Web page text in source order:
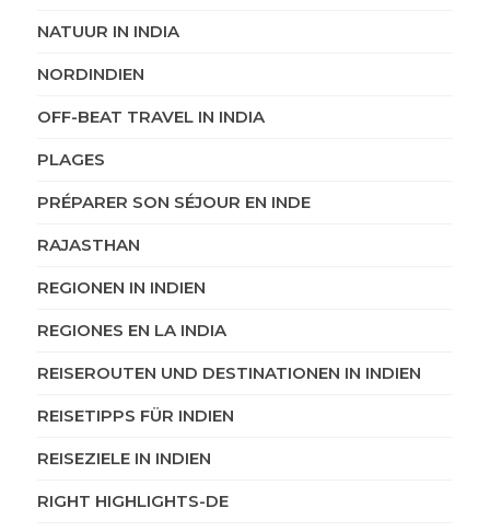
NATUUR IN INDIA
NORDINDIEN
OFF-BEAT TRAVEL IN INDIA
PLAGES
PRÉPARER SON SÉJOUR EN INDE
RAJASTHAN
REGIONEN IN INDIEN
REGIONES EN LA INDIA
REISEROUTEN UND DESTINATIONEN IN INDIEN
REISETIPPS FÜR INDIEN
REISEZIELE IN INDIEN
RIGHT HIGHLIGHTS-DE